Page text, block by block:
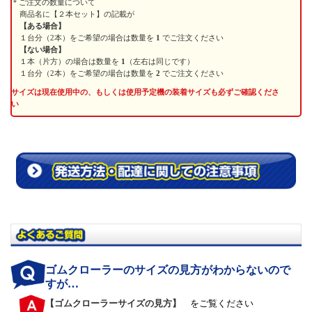
ご注文の数量について
商品名に【２本セット】の記載が
【ある場合】
１台分（2本）をご希望の場合は数量を 1 でご注文ください
【ない場合】
１本（片方）の場合は数量を 1
（左右は同じです）
１台分（2本）をご希望の場合は数量を 2 でご注文ください
サイズは現在使用中の、もしくは使用予定機の装着サイズも必ずご確認くださ
い
ゴムクローラーのサイズの見方がわからないので
すが…
【ゴムクローラーサイズの見方】 をご覧ください